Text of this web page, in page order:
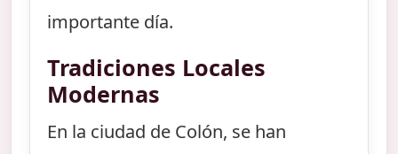
importante día.
Tradiciones Locales
Modernas
En la ciudad de Colón, se han